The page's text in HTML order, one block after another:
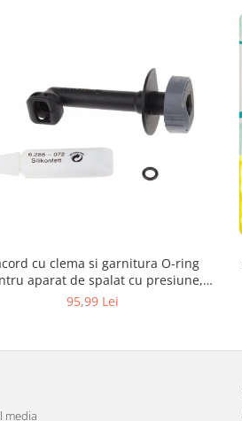
cu clema si garnitura O-ring
aparat de spalat cu presiune,
KARCHER 4.064-047.0, K2, K3, K4
95,99 Lei
media